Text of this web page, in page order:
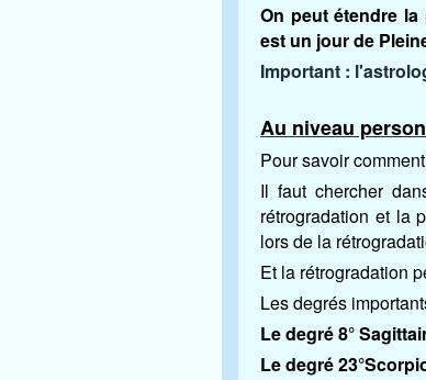
On peut étendre
est un jour de
Important :
Au niveau
Pour savoir
Il faut chercher
rétrogradation et la
lors de la
Et la rétrogradation
Les degrés
Le degré 8°
Le degré